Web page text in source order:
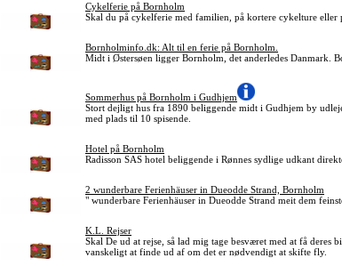
Cykelferie på Bornholm
Skal du på cykelferie med familien, på kortere cykelture
Bornholminfo.dk: Alt til en ferie på Bornholm.
Midt i Østersøen ligger Bornholm, det anderledes Danmark.
Sommerhus på Bornholm i Gudhjem
Stort dejligt hus fra 1890 beliggende midt i Gudhjem by
med plads til 10 spisende.
Hotel på Bornholm
Radisson SAS hotel beliggende i Rønnes sydlige udkant
2 wunderbare Ferienhäuser in Dueodde Strand, Bornholm
" wunderbare Ferienhäuser in Dueodde Strand meit dem
K.L. Rejser
Skal De ud at rejse, så lad mig tage besværet med at få
vanskeligt at finde ud af om det er nødvendigt at skifte fly.